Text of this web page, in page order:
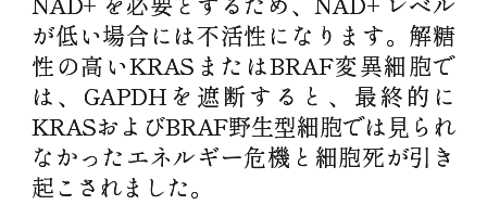
が低い場合には不活性になります。解糖
性の高いKRASまたはBRAF変異細胞で
は、GAPDHを遮断すると、最終的に
KRASおよびBRAF野生型細胞では見られ
なかったエネルギー危機と細胞死が引き
起こされました。